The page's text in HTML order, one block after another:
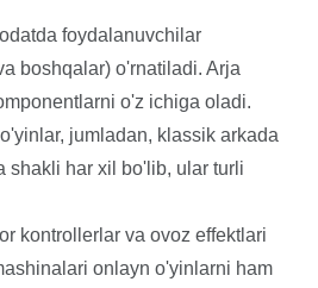
foydalanuvchilar
boshqalar) o'rnatiladi. Arja
o'z ichiga oladi.
jumladan, klassik arkada
shakli har xil bo'lib, ular turli
kontrollerlar va ovoz effektlari
onlayn o'yinlarni ham